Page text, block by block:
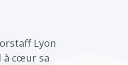
Lyon
à cœur sa